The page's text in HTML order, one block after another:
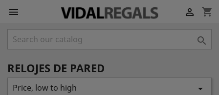
 shopping_cart


RELOJES DE PARED
Price, low to high 